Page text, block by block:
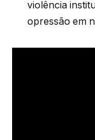
violência
opressão em